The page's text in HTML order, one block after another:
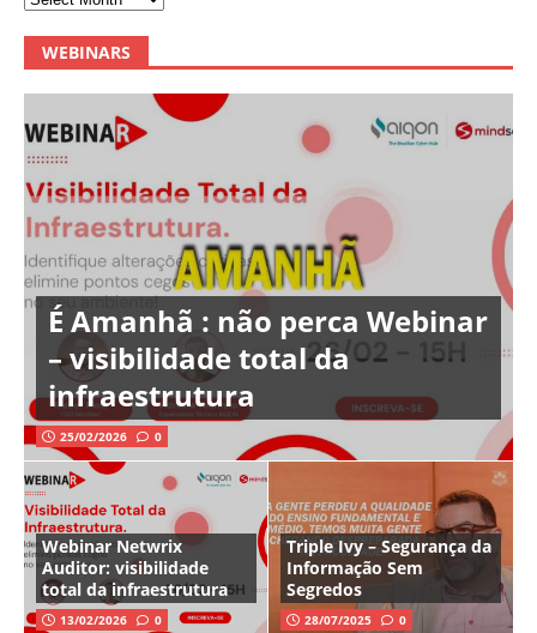
WEBINARS
É Amanhã : não perca Webinar
– visibilidade total da
infraestrutura
25/02/2026 0
Webinar Netwrix
Auditor: visibilidade
total da infraestrutura
13/02/2026 0
Triple Ivy – Segurança da
Informação Sem
Segredos
28/07/2025 0